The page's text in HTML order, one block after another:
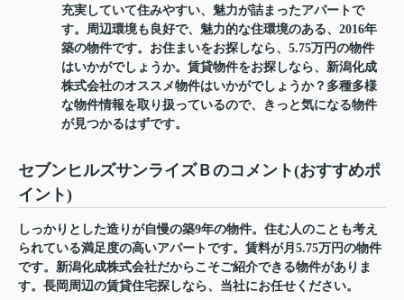
充実していて住みやすい、魅力が詰まったアパートで
す。周辺環境も良好で、魅力的な住環境のある、2016年
築の物件です。お住まいをお探しなら、5.75万円の物件
はいかがでしょうか。賃貸物件をお探しなら、新潟化成
株式会社のオススメ物件はいかがでしょうか？多種多様
な物件情報を取り扱っているので、きっと気になる物件
が見つかるはずです。
セブンヒルズサンライズＢのコメント(おすすめポ
イント)
しっかりとした造りが自慢の築9年の物件。住む人のことも考え
られている満足度の高いアパートです。賃料が月5.75万円の物件
です。新潟化成株式会社だからこそご紹介できる物件がありま
す。長岡周辺の賃貸住宅探しなら、当社にお任せください。